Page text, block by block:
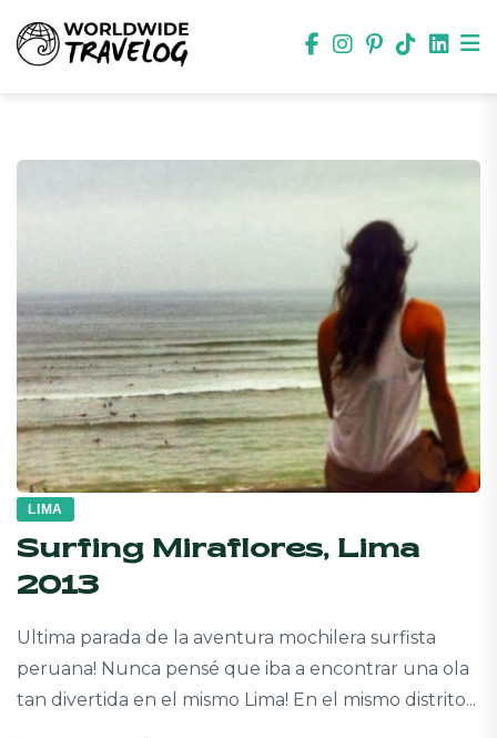
LIMA
Surfing Miraflores, Lima
2013
Ultima parada de la aventura mochilera surfista
peruana! Nunca pensé que iba a encontrar una ola
tan divertida en el mismo Lima! En el mismo distrito...